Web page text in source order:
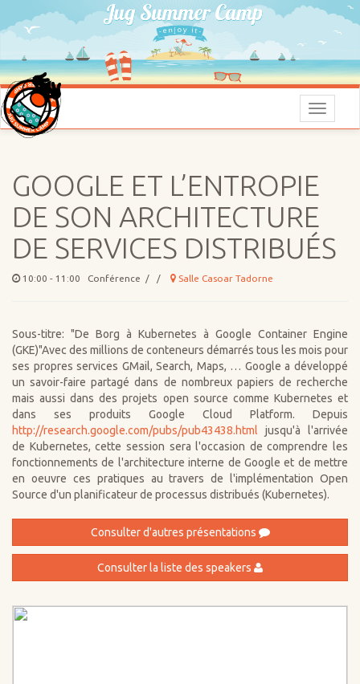
Menu
GOOGLE ET L’ENTROPIE
DE SON ARCHITECTURE
DE SERVICES DISTRIBUÉS
10:00 - 11:00 Conférence / / Salle Casoar Tadorne
Sous-titre: "De Borg à Kubernetes à Google Container Engine
(GKE)"Avec des millions de conteneurs démarrés tous les mois pour
ses propres services GMail, Search, Maps, … Google a développé
un savoir-faire partagé dans de nombreux papiers de recherche
mais aussi dans des projets open source comme Kubernetes et
dans ses produits Google Cloud Platform. Depuis
http://research.google.com/pubs/pub43438.html jusqu'à l'arrivée
de Kubernetes, cette session sera l'occasion de comprendre les
fonctionnements de l'architecture interne de Google et de mettre
en oeuvre ces pratiques au travers de l'implémentation Open
Source d'un planificateur de processus distribués (Kubernetes).
Consulter d'autres présentations
Consulter la liste des speakers